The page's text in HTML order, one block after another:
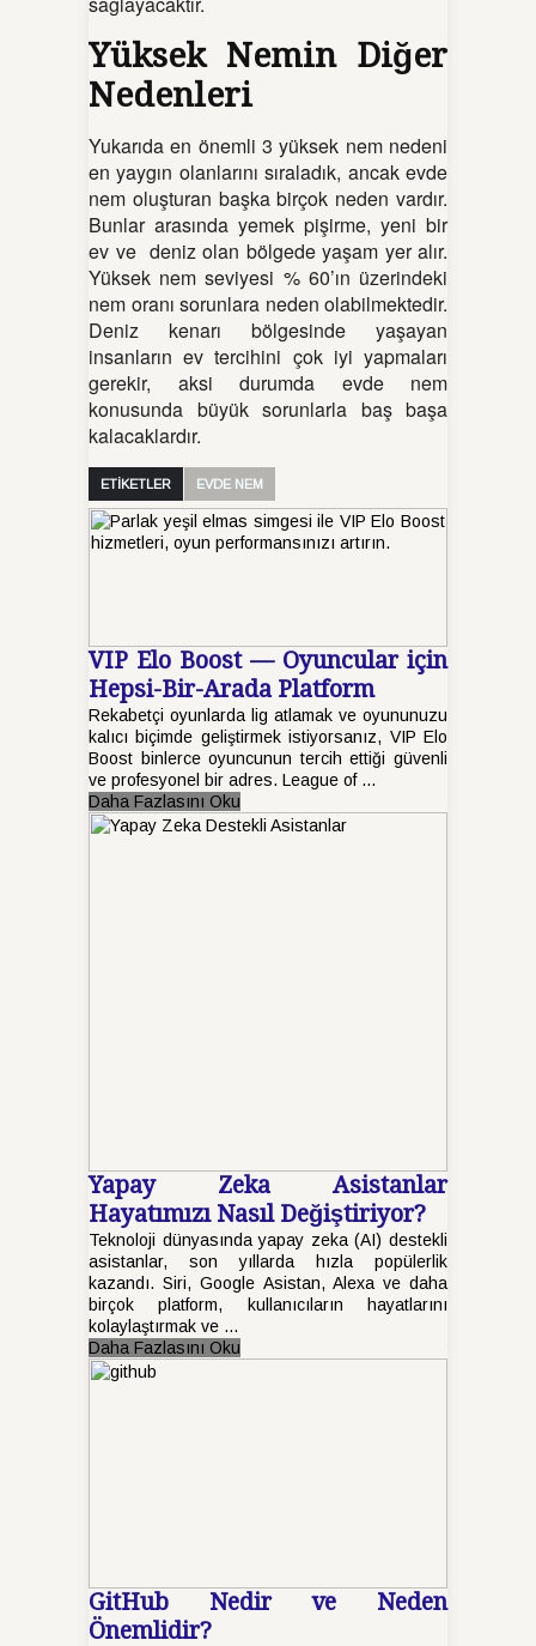
Yüksek Nemin Diğer
Nedenleri
Yukarıda en önemli 3 yüksek nem nedeni
en yaygın olanlarını sıraladık, ancak evde
nem oluşturan başka birçok neden vardır.
Bunlar arasında yemek pişirme, yeni bir
ev ve deniz olan bölgede yaşam yer alır.
Yüksek nem seviyesi % 60’ın üzerindeki
nem oranı sorunlara neden olabilmektedir.
Deniz kenarı bölgesinde yaşayan
insanların ev tercihini çok iyi yapmaları
gerekir, aksi durumda evde nem
konusunda büyük sorunlarla baş başa
kalacaklardır.
ETİKETLER EVDE NEM
VIP Elo Boost — Oyuncular için
Hepsi-Bir-Arada Platform
Rekabetçi oyunlarda lig atlamak ve oyununuzu
kalıcı biçimde geliştirmek istiyorsanız, VIP Elo
Boost binlerce oyuncunun tercih ettiği güvenli
ve profesyonel bir adres. League of ...
Daha Fazlasını Oku
Yapay Zeka Asistanlar
Hayatımızı Nasıl Değiştiriyor?
Teknoloji dünyasında yapay zeka (AI) destekli
asistanlar, son yıllarda hızla popülerlik
kazandı. Siri, Google Asistan, Alexa ve daha
birçok platform, kullanıcıların hayatlarını
kolaylaştırmak ve ...
Daha Fazlasını Oku
GitHub Nedir ve Neden
Önemlidir?